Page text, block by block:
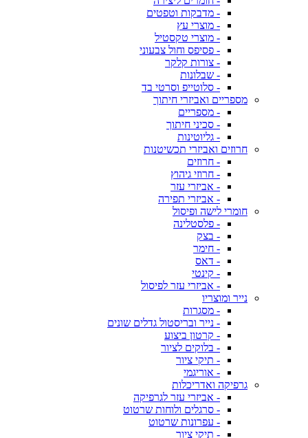
- מדבקות וטפטים
- מוצרי עץ
- מוצרי טקסטיל
- פסיפס וחול צבעוני
- צורות קלקר
- שבלונות
- סלוטייפ וסרטי בד
מספריים ואביזרי חיתוך
- מספריים
- סכיני חיתוך
- גליוטינות
חרוזים ואביזרי תכשיטנות
- חרוזים
- חרוזי גיהוץ
- אביזרי עזר
- אביזרי תפירה
חומרי לישה ופיסול
- פלסטלינה
- בצק
- חימר
- דאס
- קינטי
- אביזרי עזר לפיסול
נייר ומוצריו
- מסגרות
- נייר ובריסטול גדלים שונים
- קרטון ביצוע
- בלוקים לציור
- תיקי ציור
- אוריגמי
גרפיקה ואדריכלות
- אביזרי עזר לגרפיקה
- סרגלים ולוחות שרטוט
- עפרונות שרטוט
- תיקי ציור